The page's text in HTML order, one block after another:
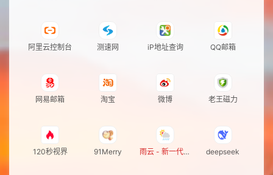
阿里云控制台 测速网 iP地址查询 QQ邮箱
网易邮箱 淘宝 微博 老王磁力
120秒视界 91Merry
雨云 - 新一代云
deepseek